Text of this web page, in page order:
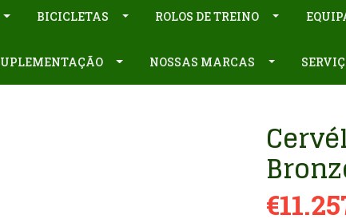
BICICLETAS ROLOS DE TREINO
NOSSAS MARCAS